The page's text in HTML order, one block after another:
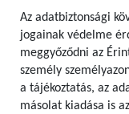
Az adatbiztonsági
jogainak védelme
meggyőződni az
személy
a tájékoztatás, az
másolat kiadása is